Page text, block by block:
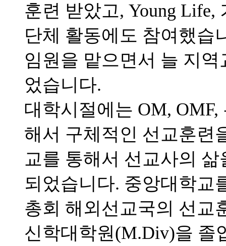
훈련 받았고, Young
단체 활동에도 참여했습
임원을 맡으면서 늘 지
었습니다.
대학시절에는 OM,
해서 구체적인 선교훈련
교를 통해서 선교사의
되었습니다. 중앙대학교
총회 해외선교국의 선교
신학대학원(M.Div)을 졸